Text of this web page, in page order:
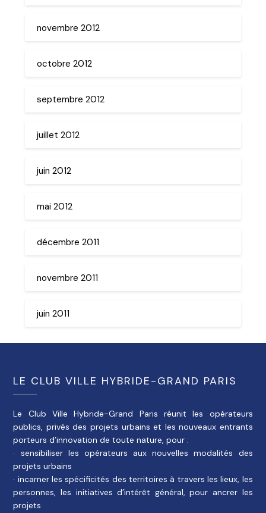
novembre 2012
octobre 2012
septembre 2012
juillet 2012
juin 2012
mai 2012
décembre 2011
novembre 2011
juin 2011
LE CLUB VILLE HYBRIDE-GRAND PARIS
Le Club Ville Hybride-Grand Paris réunit les opérateurs
publics, privés des projets urbains et les nouveaux entrants
porteurs d’innovation de toute nature, pour :
· sensibiliser les opérateurs aux nouvelles modalités des
projets urbains
· incarner les spécificités des territoires à travers les lieux, les
personnes, les initiatives d’intérêt général, pour ancrer les
projets